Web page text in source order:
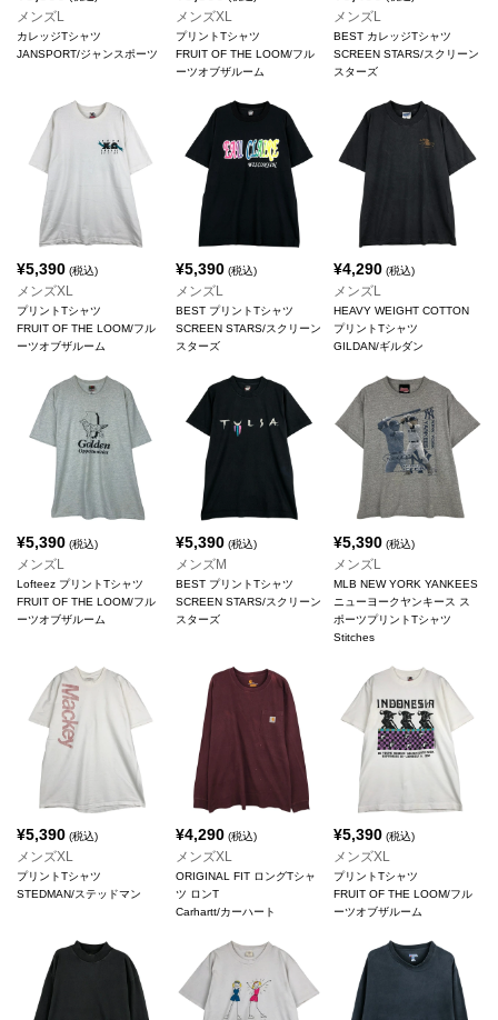
メンズL
カレッジTシャツ
JANSPORT/ジャンスポーツ
メンズXL
プリントTシャツ
FRUIT OF THE LOOM/フル
ーツオブザルーム
メンズL
BEST カレッジTシャツ
SCREEN STARS/スクリーン
スターズ
¥5,390 (税込)
メンズXL
プリントTシャツ
FRUIT OF THE LOOM/フル
ーツオブザルーム
¥5,390(税込)
メンズL
BEST プリントTシャツ
SCREEN STARS/スクリーン
スターズ
¥4,290 (税込)
メンズL
HEAVY WEIGHT COTTON
プリントTシャツ
GILDAN/ギルダン
¥5,390 (税込)
メンズL
Lofteez プリントTシャツ
FRUIT OF THE LOOM/フル
ーツオブザルーム
¥5,390(税込)
メンズM
BEST プリントTシャツ
SCREEN STARS/スクリーン
スターズ
¥5,390 (税込)
メンズL
MLB NEW YORK YANKEES
ニューヨークヤンキース ス
ポーツプリントTシャツ
Stitches
¥5,390 (税込)
メンズXL
プリントTシャツ
STEDMAN/ステッドマン
¥4,290(税込)
メンズXL
ORIGINAL FIT ロングTシャ
ツ ロンT
Carhartt/カーハート
¥5,390 (税込)
メンズXL
プリントTシャツ
FRUIT OF THE LOOM/フル
ーツオブザルーム